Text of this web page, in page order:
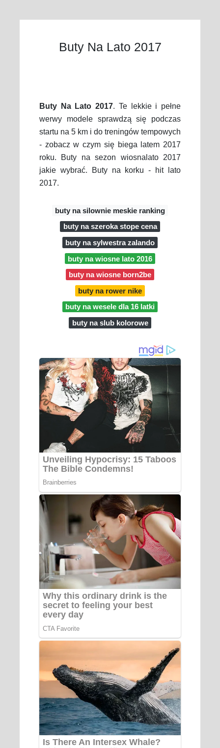
Buty Na Lato 2017
Buty Na Lato 2017. Te lekkie i pełne
werwy modele sprawdzą się podczas
startu na 5 km i do treningów tempowych
- zobacz w czym się biega latem 2017
roku. Buty na sezon wiosnalato 2017
jakie wybrać. Buty na korku - hit lato
2017.
buty na silownie meskie ranking
buty na szeroka stope cena
buty na sylwestra zalando
buty na wiosne lato 2016
buty na wiosne born2be
buty na rower nike
buty na wesele dla 16 latki
buty na slub kolorowe